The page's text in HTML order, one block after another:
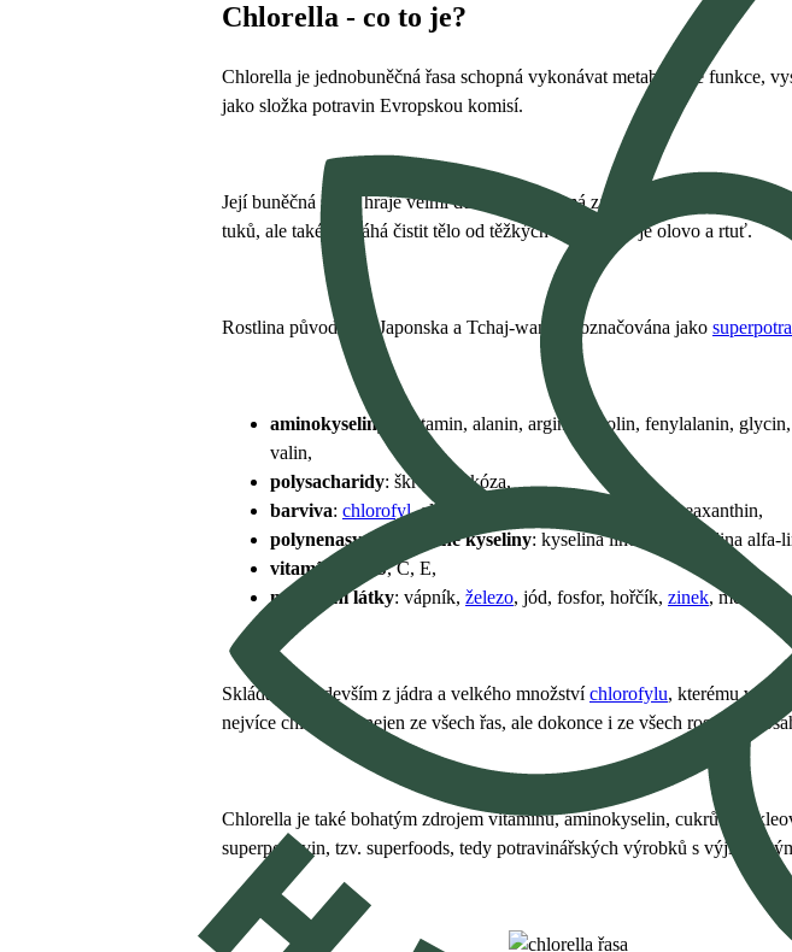
Chlorella - co to je?
Chlorella je jednobuněčná řasa schopná vykonávat metabolické funkce,
jako složka potravin Evropskou komisí.
Její buněčná stěna hraje velmi důležitou roli, má za úkol chránit před
tuků, ale také pomáhá čistit tělo od těžkých kovů, jako je olovo a rtuť.
Rostlina původem z Japonska a Tchaj-wanu je označována jako
aminokyseliny
: glutamin, alanin, arginin, prolin, fenylalanin,
valin,
polysacharidy: škrob, glukóza,
barviva: chlorofyl, alfa-karoten,
, zeaxanthin,
polynenasycené mastné kyseliny: kyselina linolová, kyselina alfa-
vitamíny
: A, B, C, E,
minerální látky: vápník, železo, jód, fosfor, hořčík, zinek, měď.
Skládá se především z jádra a velkého množstvíchlorofylu, kterému vděčí
nejvíce chlorofylu nejen ze všech řas, ale dokonce i ze všech rostlin –
Chlorella je také bohatým zdrojem vitamínů, aminokyselin, cukrů a
superpotravin, tzv. superfoods, tedy potravinářských výrobků s